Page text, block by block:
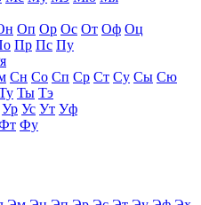
Оп Ор Ос От Оф Оц
Пр Пс Пу
Сн Со Сп Ср Ст Су Сы Сю
Ты Тэ
Ур Ус Ут Уф
Фу